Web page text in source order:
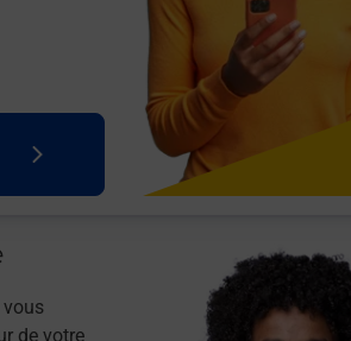
vous
de votre